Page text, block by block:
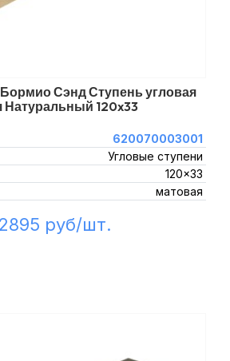
Сэнд Ступень угловая
Натуральный 120x33
620070003001
Угловые ступени
120x33
матовая
руб/шт.